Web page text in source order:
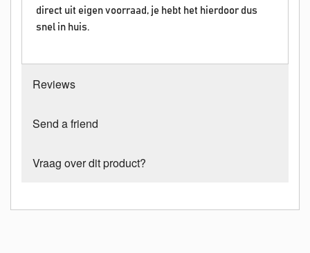
direct uit eigen voorraad, je hebt het hierdoor dus
snel in huis.
Reviews
Send a friend
Vraag over dit product?